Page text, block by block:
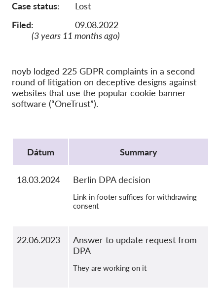
Tím
Výročné správy
Otázky a odpovede
Kolektívna žaloba
OnionShare
Média
Case status
Lost
Filed:
09.08.2022
(3 years 11 months ago)
noyb lodged 225 GDPR complaints in a second
round of litigation on deceptive designs against
websites that use the popular cookie banner
software (“OneTrust”).
Dátum
Summary
18.03.2024 Berlin DPA decision
Link in footer suffices for withdrawing
consent
22.06.2023
Answer to update request from
DPA
They are working on it